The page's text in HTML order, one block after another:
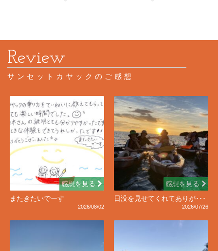
サンセットカヤックのご感想
感想を見る
またきたいでーす
2026/08/02
感想を見る
日没を見せてくれてありが･･･
2026/07/26